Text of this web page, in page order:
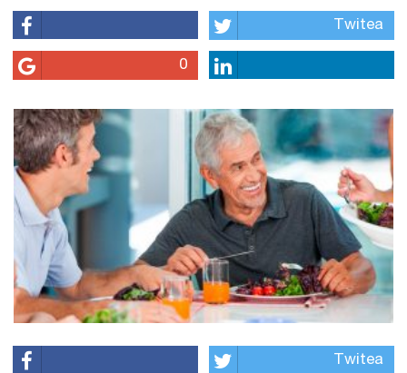
Twitea
0
Twitea